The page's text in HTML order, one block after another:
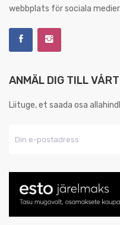
webbplats för sociala medier.
ANMÄL DIG TILL
Liituge, et saada osa